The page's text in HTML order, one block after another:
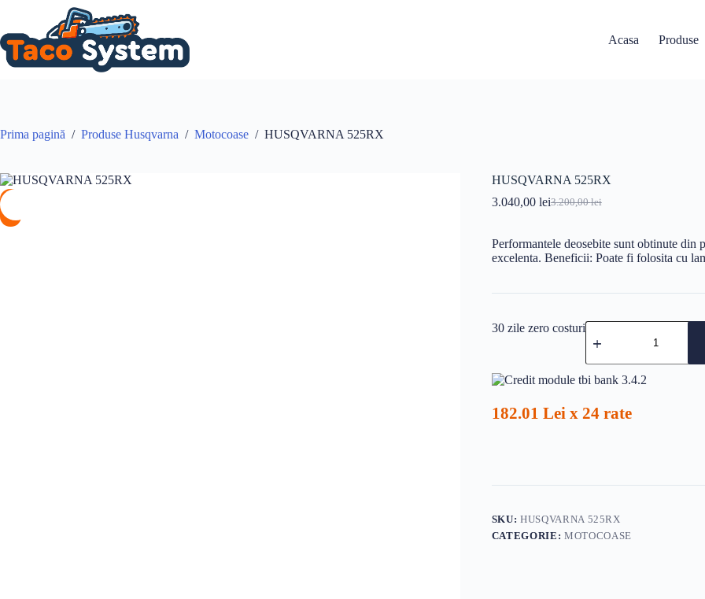
conținut
Acasa Produse
Prima pagină / Produse Husqvarna / Motocoase / HUSQVARNA 525RX
HUSQVARNA 525RX
3.200,00lei
Prețul
fost:
3.200,00 lei.
3.040,00 leiPrețul
este:
3.040,00 lei.
Performantele deosebite sunt obtinute din
excelenta. Beneficii: Poate fi folosita cu
Cantitate
HUSQVARNA
30 zile zero costuri
182.01 Lei x 24 rate
SKU:HUSQVARNA 525RX
CATEGORIE: MOTOCOASE